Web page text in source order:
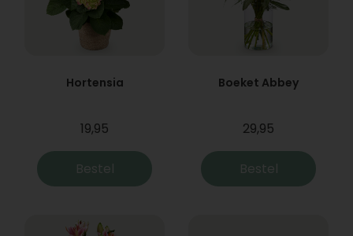
Hortensia
19,95
Bestel
Boeket Abbey
29,95
Bestel